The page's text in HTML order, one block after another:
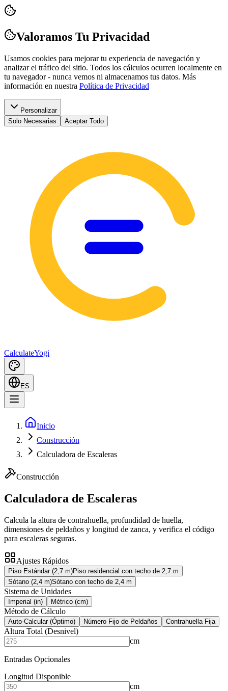
Valoramos Tu Privacidad
Usamos cookies para mejorar tu experiencia de navegación y
analizar el tráfico del sitio. Todos los cálculos ocurren localmente en
tu navegador - nunca vemos ni almacenamos tus datos. Más
información en nuestra Política de Privacidad
Personalizar
Solo Necesarias
Aceptar Todo
CalculateYogi
ES
Inicio
Construcción
Calculadora de Escaleras
Construcción
Calculadora de Escaleras
Calcula la altura de contrahuella, profundidad de huella,
dimensiones de peldaños y longitud de zanca, y verifica el código
para escaleras seguras.
Ajustes Rápidos
Piso Estándar (2,7 m)Piso residencial con techo de 2,7 m
Sótano (2,4 m)Sótano con techo de 2,4 m
Sistema de Unidades
Imperial (in) Métrico (cm)
Método de Cálculo
Auto-Calcular (Óptimo) Número Fijo de Peldaños Contrahuella Fija
Altura Total (Desnivel)
cm
Entradas Opcionales
Longitud Disponible
cm